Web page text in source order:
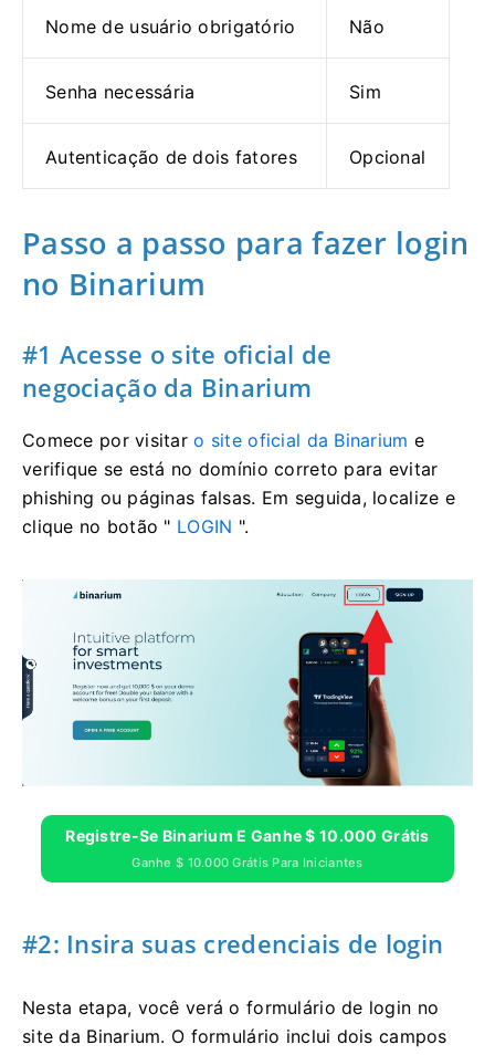
Nome de usuário obrigatório Não
Senha necessária Sim
Autenticação de dois fatores Opcional
Passo a passo para fazer login
no Binarium
#1 Acesse o site oficial de
negociação da Binarium
Comece por visitaro site oficial da Binarium e
verifique se está no domínio correto para evitar
phishing ou páginas falsas. Em seguida, localize e
clique no botão " LOGIN ".
Registre-Se Binarium E Ganhe $ 10.000 Grátis
Ganhe $ 10.000 Grátis Para Iniciantes
#2: Insira suas credenciais de login
Nesta etapa, você verá o formulário de login no
site da Binarium. O formulário inclui dois campos